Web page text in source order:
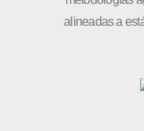
alineadas a